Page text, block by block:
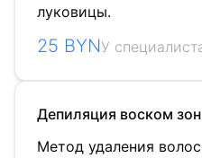
луковицы.
25 BYNУ
Депиляция воском
Метод удаления